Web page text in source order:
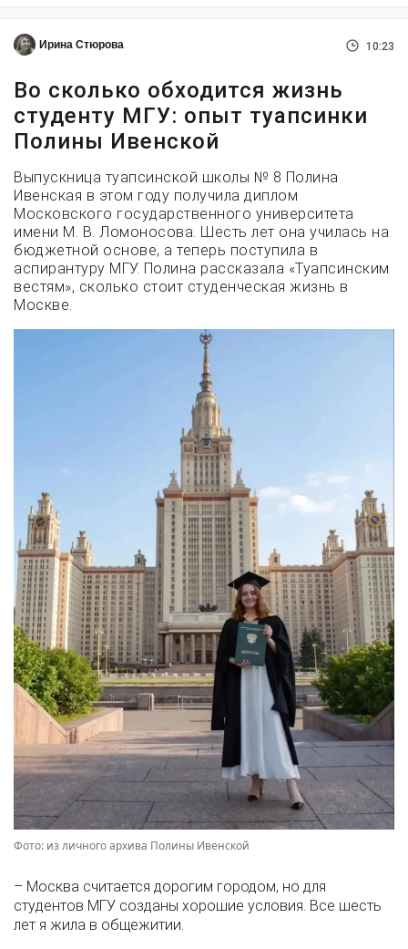
Ирина Стюрова 10:23
Во сколько обходится жизнь
студенту МГУ: опыт туапсинки
Полины Ивенской
Выпускница туапсинской школы № 8 Полина
Ивенская в этом году получила диплом
Московского государственного университета
имени М. В. Ломоносова. Шесть лет она училась на
бюджетной основе, а теперь поступила в
аспирантуру МГУ. Полина рассказала «Туапсинским
вестям», сколько стоит студенческая жизнь в
Москве.
Фото: из личного архива Полины Ивенской
– Москва считается дорогим городом, но для
студентов МГУ созданы хорошие условия. Все шесть
лет я жила в общежитии.